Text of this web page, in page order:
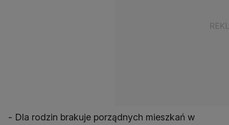
- Dla rodzin brakuje porządnych mieszkań w